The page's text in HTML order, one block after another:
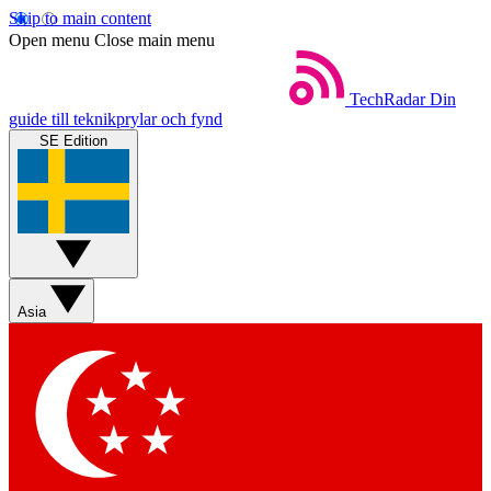
Skip to main content
Open menu Close main menu
TechRadar Din
guide till teknikprylar och fynd
SE Edition
Asia